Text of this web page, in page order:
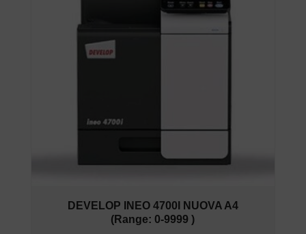
DEVELOP INEO 4700I NUOVA A4
(Range: 0-9999 )